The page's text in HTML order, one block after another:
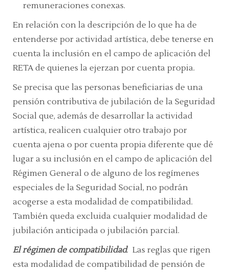
remuneraciones conexas.
En relación con la descripción de lo que ha de
entenderse por actividad artística, debe tenerse en
cuenta la inclusión en el campo de aplicación del
RETA de quienes la ejerzan por cuenta propia.
Se precisa que las personas beneficiarias de una
pensión contributiva de jubilación de la Seguridad
Social que, además de desarrollar la actividad
artística, realicen cualquier otro trabajo por
cuenta ajena o por cuenta propia diferente que dé
lugar a su inclusión en el campo de aplicación del
Régimen General o de alguno de los regímenes
especiales de la Seguridad Social, no podrán
acogerse a esta modalidad de compatibilidad.
También queda excluida cualquier modalidad de
jubilación anticipada o jubilación parcial.
El régimen de compatibilidad. Las reglas que rigen
esta modalidad de compatibilidad de pensión de